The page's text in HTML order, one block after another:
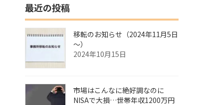
最近の投稿
移転のお知らせ（2024年11月5日
～）
2024年10月15日
市場はこんなに絶好調なのに
NISAで大損…世帯年収1200万円